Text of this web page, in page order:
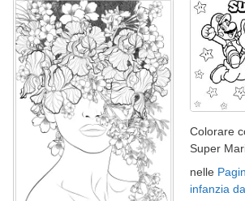
Colorare
Super
nelle
infanzia